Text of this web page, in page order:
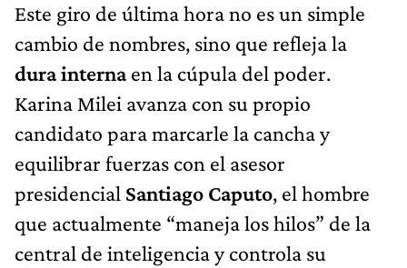
Este giro de última hora no es un simple
cambio de nombres, sino que refleja la
dura internaen la cúpula del poder.
Karina Milei avanza con su propio
candidato para marcarle la cancha y
equilibrar fuerzas con el asesor
presidencial Santiago Caputo, el hombre
que actualmente “maneja los hilos” de la
central de inteligencia y controla su